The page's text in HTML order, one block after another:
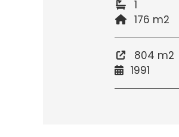
1
176 m2
804 m2
1991